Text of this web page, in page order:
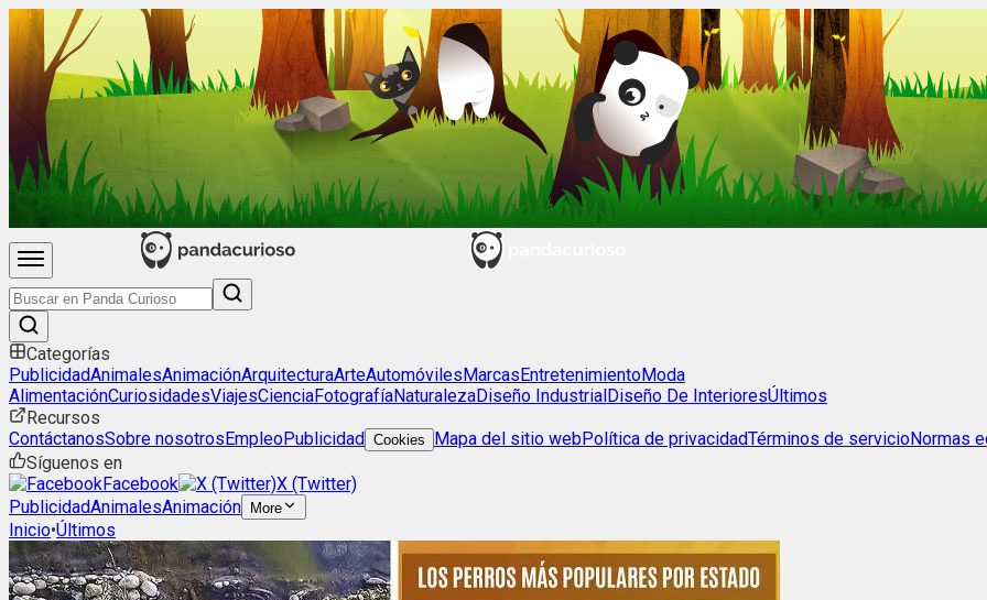
Categorías
PublicidadAnimalesAnimaciónArquitecturaArteAutomóvilesMarcasEntretenimientoModa
AlimentaciónCuriosidadesViajesCienciaFotografíaNaturalezaDiseño IndustrialDiseño De InterioresÚltimos
Recursos
ContáctanosSobre nosotrosEmpleoPublicidad Cookies Mapa del sitio webPolítica de privacidadTérminos de servicioNormas
Síguenos en
Facebook
X (Twitter)
PublicidadAnimalesAnimación More
Inicio•Últimos